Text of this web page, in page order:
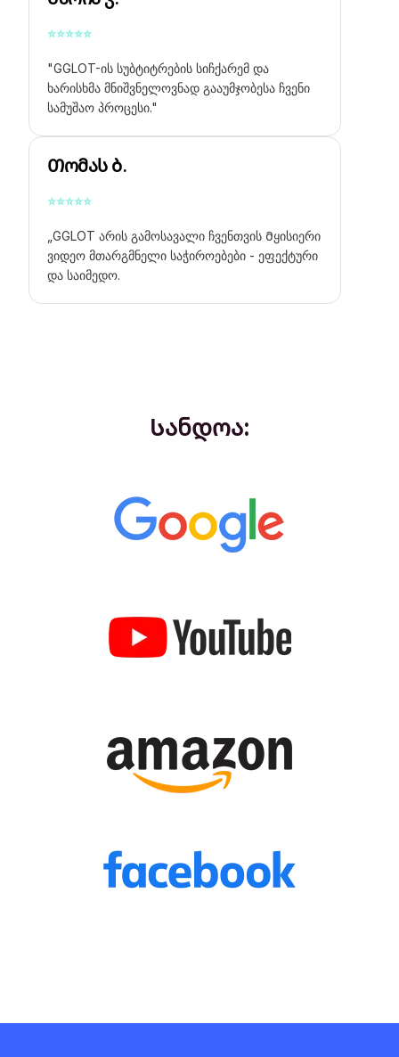
⭐⭐⭐⭐⭐
"GGLOT-ის სუბტიტრების სიჩქარემ და
ხარისხმა მნიშვნელოვნად გააუმჯობესა ჩვენი
სამუშაო პროცესი."
Თომას ბ.
⭐⭐⭐⭐⭐
„GGLOT არის გამოსავალი ჩვენთვის Მყისიერი
ვიდეო მთარგმნელი საჭიროებები - ეფექტური
და საიმედო.
Სანდოა: